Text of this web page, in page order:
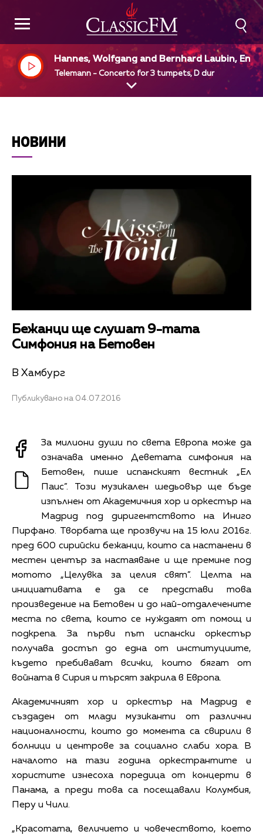
Hannes, Wolfgang and Bernhard Laubin,
h Chamber Orchestra, Simon Preston, dir
Telemann - Concerto for 3 tumpets, D dur
НОВИНИ
Бежанци ще слушат 9-тата
Симфония на Бетовен
В Хамбург
Публикувано на 04.07.2016
За милиони души по света Европа може да
означава именно Деветата симфония на
Бетовен, пише испанският вестник „Ел
Паис”. Този музикален шедьовър ще бъде
изпълнен от Академичния хор и оркестър на
Мадрид под диригентството на Иниго
Пирфано. Творбата ще прозвучи на 15 юли 2016г.
пред 600 сирийски бежанци, които са настанени в
местен център за настаяване и ще премине под
мотото „Целувка за целия свят”. Целта на
инициативата е да се представи това
произведение на Бетовен и до най-отдалечените
места по света, които се нуждаят от помощ и
подкрепа. За първи път испански оркестър
получава достъп до една от институциите,
където пребивават всички, които бягат от
войната в Сирия и търсят закрила в Европа.
Академичният хор и оркестър на Мадрид е
създаден от млади музиканти от различни
националности, които до момента са свирили в
болници и центрове за социално слаби хора. В
началото на тази година оркестрантите и
хористите изнесоха поредица от концерти в
Панама, а преди това са посещавали Колумбия,
Перу и Чили.
„Красотата, величието и човечеството, което